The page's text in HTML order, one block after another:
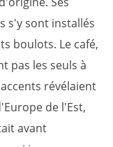
s'y sont installés
boulots. Le café,
pas les seuls à
révélaient
de l'Est,
avant